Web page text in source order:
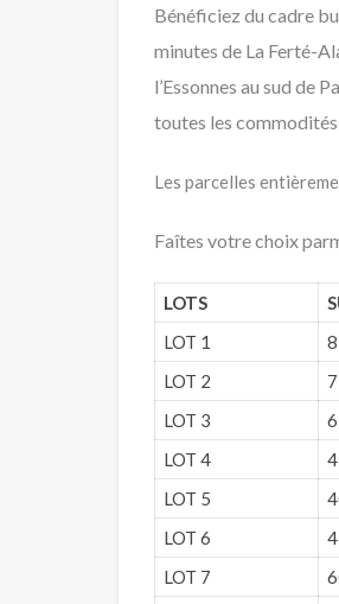
Bénéficiez du cadre
minutes de La Ferté-
l’Essonnes au sud de
toutes les
Les parcelles
Faîtes votre choix
LOTS
LOT 1
LOT 2
LOT 3
LOT 4
LOT 5
LOT 6
LOT 7